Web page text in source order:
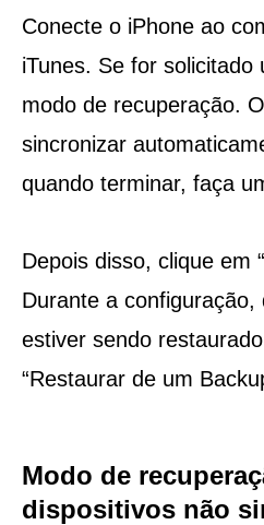
Conecte o iPhone ao
iTunes. Se for solicitado
modo de recuperação.
sincronizar
quando terminar, faça
Depois disso, clique em
Durante a configuração,
estiver sendo
“Restaurar de um
Modo de
dispositivos não